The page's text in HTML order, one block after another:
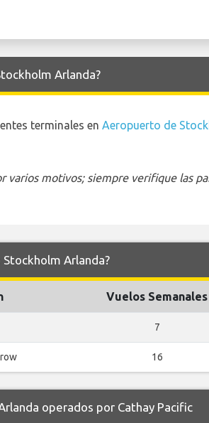
Arlanda?
terminales en Aeropuerto de
varios motivos; siempre verifique las
Arlanda?
Vuelos Semanales
7
16
operados por Cathay Pacific